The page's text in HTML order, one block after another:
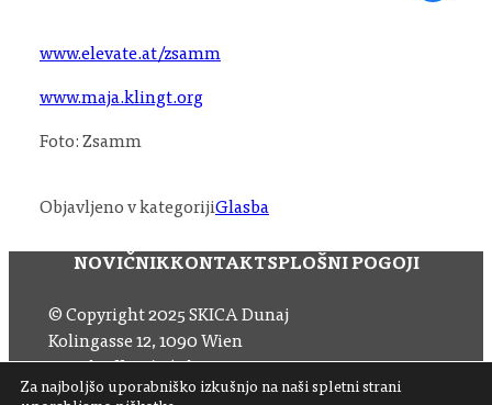
www.elevate.at/zsamm
www.maja.klingt.org
Foto: Zsamm
Objavljeno v kategorijiGlasba
Za najboljšo uporabniško izkušnjo na naši spletni strani
NOVIČNIKKONTAKTSPLOŠNI POGOJI
© Copyright 2025 SKICA Dunaj
Kolingasse 12, 1090 Wien
Tel+43 1 319 11 60 33